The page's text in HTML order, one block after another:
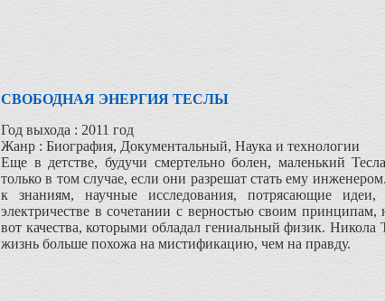
СВОБОДНАЯ ЭНЕРГИЯ ТЕСЛЫ
Год выхода : 2011 год
Жанр : Биография, Документальный, Наука и технологии
Еще в детстве, будучи смертельно болен, маленький
только в том случае, если они разрешат стать ему
к знаниям, научные исследования, потрясающие идеи,
электричестве в сочетании с верностью своим
вот качества, которыми обладал гениальный физик. Никола
жизнь больше похожа на мистификацию, чем на правду.